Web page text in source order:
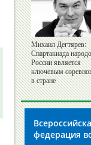
Михаил Дегтярев:
Спартакиада
России является
ключевым
в стране
федерация